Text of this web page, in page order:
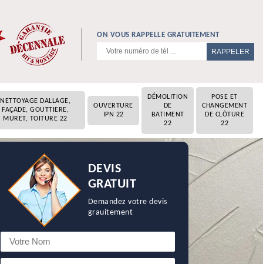
ON VOUS RAPPELLE GRATUITEMENT
NETTOYAGE DALLAGE,
FAÇADE, GOUTTIERE,
MURET, TOITURE 22
OUVERTURE
IPN 22
DÉMOLITION
DE
BATIMENT
22
POSE ET
CHANGEMENT
DE CLÔTURE
22
DEVIS
GRATUIT
Demandez votre devis
grauitement